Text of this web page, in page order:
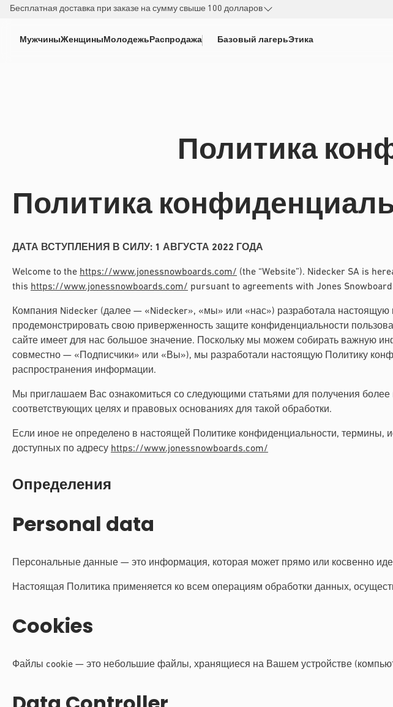
К
МужчиныЖенщиныМолодежьРаспродажа Базовый лагерьЭтика
Бесплатная доставка при заказе на сумму свыше 100 долларов
Политика
Политика
ДАТА ВСТУПЛЕНИЯ В СИЛУ: 1 АВГУСТА 2022 ГОДА
Welcome to the https://www.jonessnowboards.com/ (the “Website”). Nidecker SA is
this https://www.jonessnowboards.com/ pursuant to agreements with Jones
Компания Nidecker (далее — «Nidecker», «мы» или «нас») разработала
продемонстрировать свою приверженность защите конфиденциальности
сайте имеет для нас большое значение. Поскольку мы можем собирать важную
совместно — «Подписчики» или «Вы»), мы разработали настоящую Политику
распространения информации.
Мы приглашаем Вас ознакомиться со следующими статьями для получения
соответствующих целях и правовых основаниях для такой обработки.
Если иное не определено в настоящей Политике конфиденциальности, термины,
доступных по адресу https://www.jonessnowboards.com/
Определения
Personal data
Персональные данные — это информация, которая может прямо или косвенно
Настоящая Политика применяется ко всем операциям обработки данных,
Cookies
Файлы cookie — это небольшие файлы, хранящиеся на Вашем устройстве